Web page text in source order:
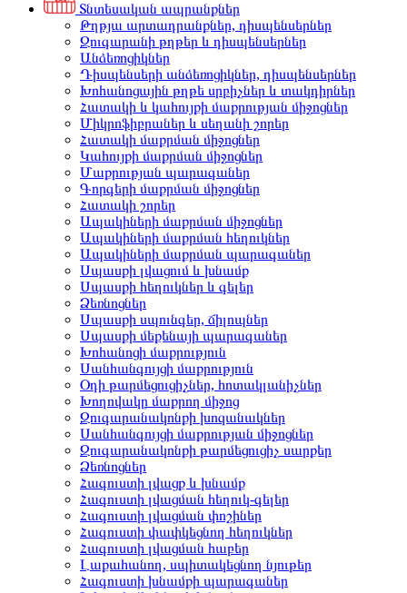
Տնտեսական ապրանքներ
Թղթյա արտադրանքներ, դիսպենսերներ
Զուգարանի թղթեր և դիսպենսերներ
Անձեռոցիկներ
Դիսպենսերի անձեռոցիկներ, դիսպենսերներ
Խոհանոցային թղթե սրբիչներ և տակդիրներ
Հատակի և կահույքի մաքրության միջոցներ
Միկրոֆիբրաներ և սեղանի շորեր
Հատակի մաքրման միջոցներ
Կահույքի մաքրման միջոցներ
Մաքրության պարագաներ
Գորգերի մաքրման միջոցներ
Հատակի շորեր
Ապակիների մաքրման միջոցներ
Ապակիների մաքրման հեղուկներ
Ապակիների մաքրման պարագաներ
Սպասքի լվացում և խնամք
Սպասքի հեղուկներ և գելեր
Ձեռնոցներ
Սպասքի սպունգեր, ճիլոպներ
Սպասքի մեքենայի պարագաներ
Խոհանոցի մաքրություն
Սանհանգույցի մաքրություն
Օդի թարմեցուցիչներ, հոտակլանիչներ
Խողովակը մաքրող միջոց
Զուգարանակոնքի խոզանակներ
Սանհանգույցի մաքրության միջոցներ
Զուգարանակոնքի թարմեցուցիչ սարքեր
Ձեռնոցներ
Հագուստի լվացք և խնամք
Հագուստի լվացման հեղուկ-գելեր
Հագուստի լվացման փոշիներ
Հագուստի փափկեցնող հեղուկներ
Հագուստի լվացման հաբեր
Լաքահանող, սպիտակեցնող նյութեր
Հագուստի խնամքի պարագաներ